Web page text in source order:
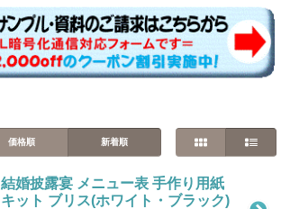
価格順 新着順
結婚披露宴 メニュー表 手作り用紙
キット ブリス(ホワイト・ブラック)